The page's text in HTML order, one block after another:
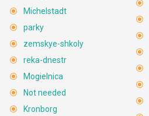
Michelstadt
parky
zemskye-shkoly
reka-dnestr
Mogielnica
Not needed
Kronborg